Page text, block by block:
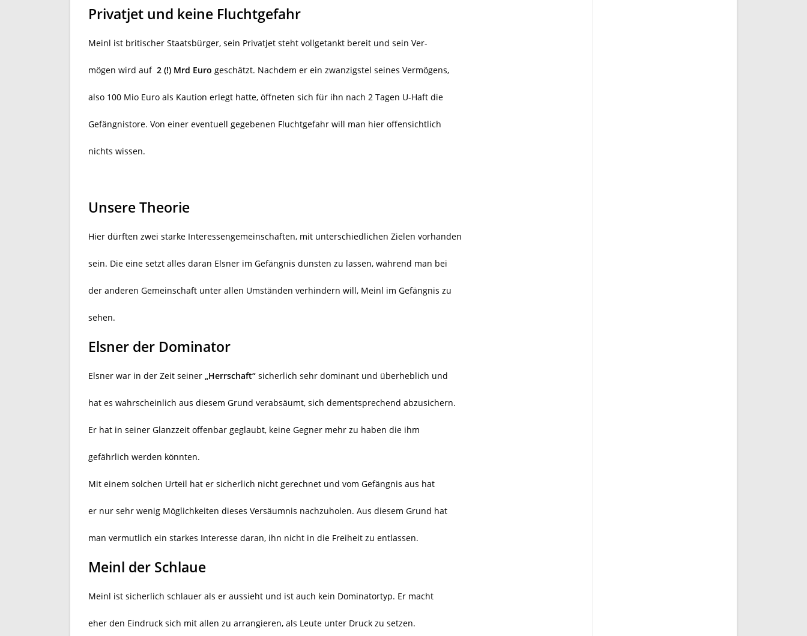
Privatjet und keine Fluchtgefahr
Meinl ist britischer Staatsbürger, sein Privatjet steht vollgetankt bereit und sein Ver-
mögen wird auf 2 (!) Mrd Euro geschätzt. Nachdem er ein zwanzigstel seines Vermögens,
also 100 Mio Euro als Kaution erlegt hatte, öffneten sich für ihn nach 2 Tagen U-Haft die
Gefängnistore. Von einer eventuell gegebenen Fluchtgefahr will man hier offensichtlich
nichts wissen.
Unsere Theorie
Hier dürften zwei starke Interessengemeinschaften, mit unterschiedlichen Zielen vorhanden
sein. Die eine setzt alles daran Elsner im Gefängnis dunsten zu lassen, während man bei
der anderen Gemeinschaft unter allen Umständen verhindern will, Meinl im Gefängnis zu
sehen.
Elsner der Dominator
Elsner war in der Zeit seiner „Herrschaft“ sicherlich sehr dominant und überheblich und
hat es wahrscheinlich aus diesem Grund verabsäumt, sich dementsprechend abzusichern.
Er hat in seiner Glanzzeit offenbar geglaubt, keine Gegner mehr zu haben die ihm
gefährlich werden könnten.
Mit einem solchen Urteil hat er sicherlich nicht gerechnet und vom Gefängnis aus hat
er nur sehr wenig Möglichkeiten dieses Versäumnis nachzuholen. Aus diesem Grund hat
man vermutlich ein starkes Interesse daran, ihn nicht in die Freiheit zu entlassen.
Meinl der Schlaue
Meinl ist sicherlich schlauer als er aussieht und ist auch kein Dominatortyp. Er macht
eher den Eindruck sich mit allen zu arrangieren, als Leute unter Druck zu setzen.